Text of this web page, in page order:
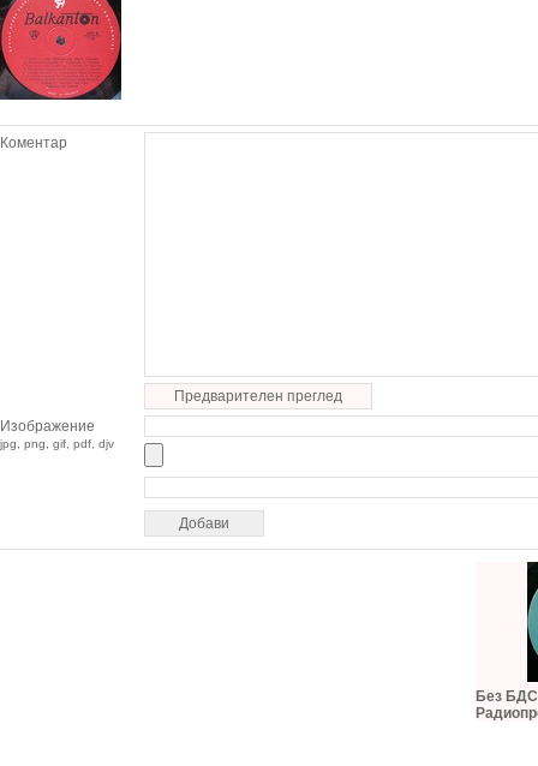
Коментар
Предварителен преглед
Изображение
jpg, png, gif, pdf, djv
Без